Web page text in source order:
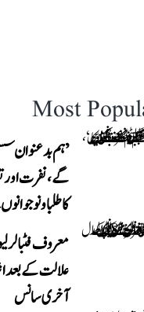
Most
’ہم بدعنوان
گے، نفرت اور
کا طلبا و
معروف فٹبالر
آخری سانس